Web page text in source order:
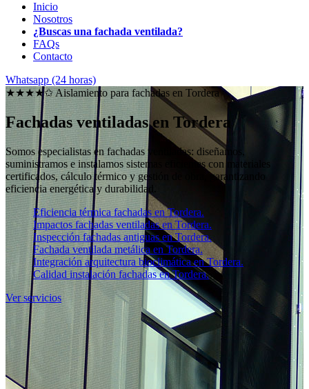
Inicio
Nosotros
¿Buscas una fachada ventilada?
FAQs
Contacto
Whatsapp (24 horas)
★★★★✩ Aislamiento para fachadas en Tordera
Fachadas ventiladas en Tordera
Somos especialistas en fachadas ventiladas: diseñamos,
suministramos e instalamos sistemas eficientes con materiales
certificados, cálculo térmico y gestión de obra, garantizando
eficiencia energética y durabilidad.
Eficiencia térmica fachadas en Tordera.
Impactos fachadas ventiladas en Tordera.
Inspección fachadas antiguas en Tordera.
Fachada ventilada metálica en Tordera.
Integración arquitectura bioclimática en Tordera.
Calidad instalación fachadas en Tordera.
Ver servicios